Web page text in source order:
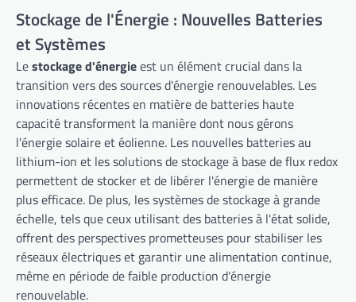
Stockage de l'Énergie : Nouvelles Batteries
et Systèmes
Lestockage d'énergieest un élément crucial dans la
transition vers des sources d'énergie renouvelables. Les
innovations récentes en matière de batteries haute
capacité transforment la manière dont nous gérons
l'énergie solaire et éolienne. Les nouvelles batteries au
lithium-ion et les solutions de stockage à base de flux redox
permettent de stocker et de libérer l'énergie de manière
plus efficace. De plus, les systèmes de stockage à grande
échelle, tels que ceux utilisant des batteries à l'état solide,
offrent des perspectives prometteuses pour stabiliser les
réseaux électriques et garantir une alimentation continue,
même en période de faible production d'énergie
renouvelable.